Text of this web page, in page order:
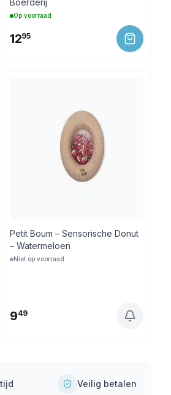
Boerderij
Op voorraad
1295
Petit Boum – Sensorische Donut
– Watermeloen
Niet op voorraad
949
Veilig betalen